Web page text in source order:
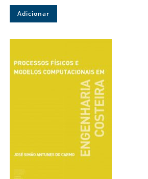
Adicionar